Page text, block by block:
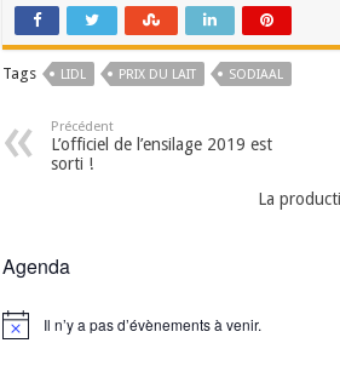
Tags LIDL PRIX DU LAIT SODIAAL
Précédent
L’officiel de l’ensilage 2019 est
sorti !
La
Agenda
Notice Il n’y a pas d’évènements à venir.